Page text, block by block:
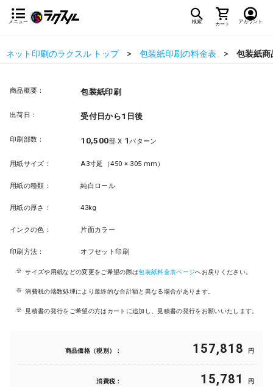
メニュー 検索 カート アカウント
ネット印刷のラクスル トップ 包装紙印刷の料金表 包装紙商
商品概要： 包装紙印刷
出荷日： 受付日から1日後
印刷部数： 10,500部 X 1パターン
用紙サイズ： A3寸延（450 × 305 mm）
用紙の種類： 純白ロール
用紙の厚さ： 43kg
インクの色： 片面カラー
印刷方法： オフセット印刷
サイズや用紙などの変更をご希望の際は包装紙料金表ページへお戻りください。
消費税の端数処理により最終的な合計額と異なる場合があります。
見積書の発行をご希望の方はカートに追加し、見積書の発行をお願いいたします。
商品価格（税別）： 157,818 円
消費税： 15,781 円